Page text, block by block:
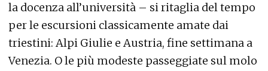
la docenza all’università – si ritaglia del tempo
per le escursioni classicamente amate dai
triestini: Alpi Giulie e Austria, fine settimana a
Venezia. O le più modeste passeggiate sul molo